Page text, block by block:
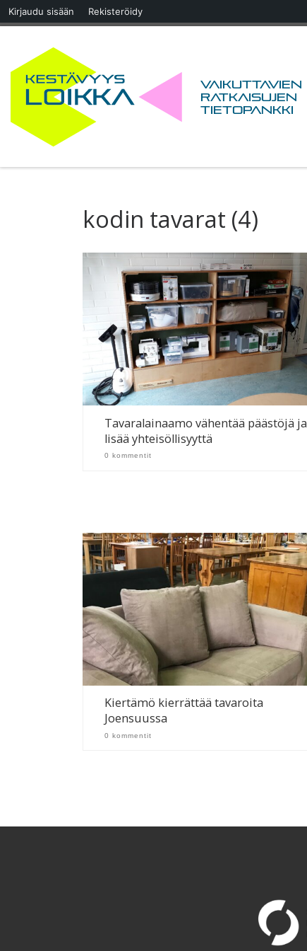
Kirjaudu sisään Rekisteröidy
Skip to content
Vaikuttavien
ratkaisujen
tietopankki
kodin tavarat (4)
Tavaralainaamo vähentää päästöjä ja
lisää yhteisöllisyyttä
0 kommentit
Kiertämö kierrättää tavaroita
Joensuussa
0 kommentit